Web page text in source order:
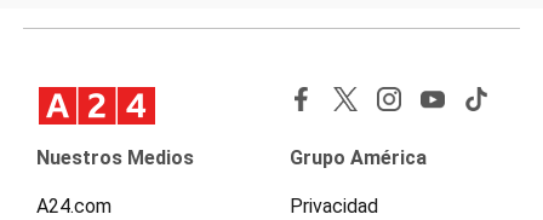
Nuestros Medios
A24.com
Grupo América
Privacidad